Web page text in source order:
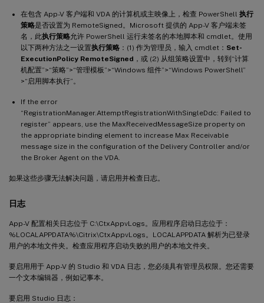
在包含 App-V 客户端和 VDA 的计算机或主映像上，检查 PowerShell 执行
策略是否设置为 RemoteSigned。Microsoft 提供的 App-V 客户端未签
名，此执行策略允许 PowerShell 运行未签名的本地脚本和 cmdlet。使用
以下两种方法之一设置执行策略 ：(1) 作为管理员，输入 cmdlet： Set-
ExecutionPolicy RemoteSigned ，或 (2) 从组策略设置中，转到“计算
机配置”>“策略”>“管理模板”>“Windows 组件”>“Windows PowerShell”
>“启用脚本执行”。
If the error
“RegistrationManager.AttemptRegistrationWithSingleDdc: Failed to
register” appears, use the MaxReceivedMessageSize property on
the appropriate binding element to increase Max Receivable
message size in the configuration of the Delivery Controller and/or
the Broker Agent on the VDA.
如果这些步骤无法解决问题，请启用并检查日志。
日志
App-V 配置相关日志位于 C:\CtxAppvLogs。应用程序启动日志位于：
%LOCALAPPDATA%\Citrix\CtxAppvLogs。LOCALAPPDATA 解析为已登录
用户的本地文件夹。检查应用程序启动失败的用户的本地文件夹。
要启用用于 App-V 的 Studio 和 VDA 日志，您必须具有管理员权限。您还需要
一个文本编辑器，例如记事本。
要启用 Studio 日志：